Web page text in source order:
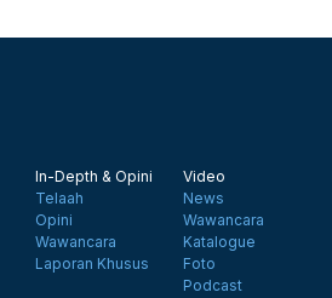
In-Depth & Opini
Telaah
Opini
Wawancara
Laporan Khusus
Video
News
Wawancara
Katalogue
Foto
Podcast